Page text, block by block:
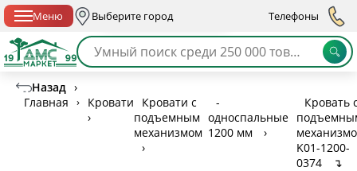
Меню Выберите город Телефоны
Назад ›
Главная
›
Кровати
›
Кровати с
подъемным
механизмом
›
-
односпальные
1200 мм
›
Кровать
K01-1200-
0374
↴